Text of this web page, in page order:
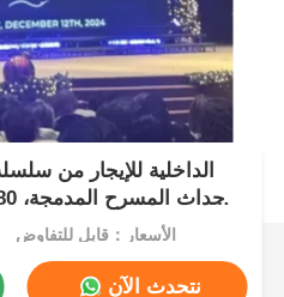
الأسعار：قابل للتفاوض
نتحدث الآن